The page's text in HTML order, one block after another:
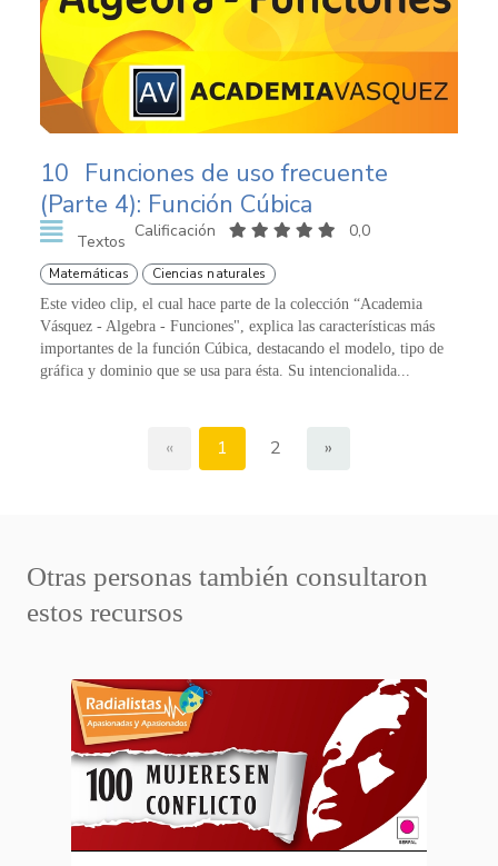
10 Funciones de uso frecuente
(Parte 4): Función Cúbica
Textos
Calificación 0,0
Matemáticas Ciencias naturales
Este video clip, el cual hace parte de la colección “Academia
Vásquez - Algebra - Funciones", explica las características más
importantes de la función Cúbica, destacando el modelo, tipo de
gráfica y dominio que se usa para ésta. Su intencionalida...
« 1 2 »
Otras personas también consultaron
estos recursos